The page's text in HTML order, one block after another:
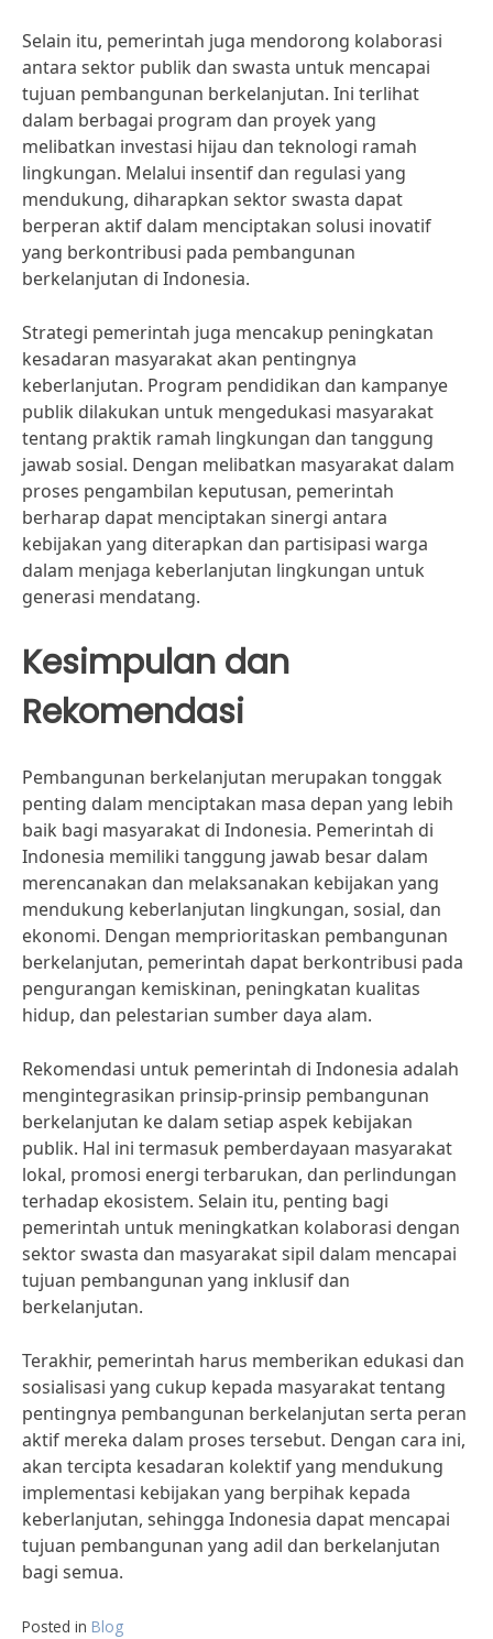
Selain itu, pemerintah juga mendorong kolaborasi
antara sektor publik dan swasta untuk mencapai
tujuan pembangunan berkelanjutan. Ini terlihat
dalam berbagai program dan proyek yang
melibatkan investasi hijau dan teknologi ramah
lingkungan. Melalui insentif dan regulasi yang
mendukung, diharapkan sektor swasta dapat
berperan aktif dalam menciptakan solusi inovatif
yang berkontribusi pada pembangunan
berkelanjutan di Indonesia.
Strategi pemerintah juga mencakup peningkatan
kesadaran masyarakat akan pentingnya
keberlanjutan. Program pendidikan dan kampanye
publik dilakukan untuk mengedukasi masyarakat
tentang praktik ramah lingkungan dan tanggung
jawab sosial. Dengan melibatkan masyarakat dalam
proses pengambilan keputusan, pemerintah
berharap dapat menciptakan sinergi antara
kebijakan yang diterapkan dan partisipasi warga
dalam menjaga keberlanjutan lingkungan untuk
generasi mendatang.
Kesimpulan dan
Rekomendasi
Pembangunan berkelanjutan merupakan tonggak
penting dalam menciptakan masa depan yang lebih
baik bagi masyarakat di Indonesia. Pemerintah di
Indonesia memiliki tanggung jawab besar dalam
merencanakan dan melaksanakan kebijakan yang
mendukung keberlanjutan lingkungan, sosial, dan
ekonomi. Dengan memprioritaskan pembangunan
berkelanjutan, pemerintah dapat berkontribusi pada
pengurangan kemiskinan, peningkatan kualitas
hidup, dan pelestarian sumber daya alam.
Rekomendasi untuk pemerintah di Indonesia adalah
mengintegrasikan prinsip-prinsip pembangunan
berkelanjutan ke dalam setiap aspek kebijakan
publik. Hal ini termasuk pemberdayaan masyarakat
lokal, promosi energi terbarukan, dan perlindungan
terhadap ekosistem. Selain itu, penting bagi
pemerintah untuk meningkatkan kolaborasi dengan
sektor swasta dan masyarakat sipil dalam mencapai
tujuan pembangunan yang inklusif dan
berkelanjutan.
Terakhir, pemerintah harus memberikan edukasi dan
sosialisasi yang cukup kepada masyarakat tentang
pentingnya pembangunan berkelanjutan serta peran
aktif mereka dalam proses tersebut. Dengan cara ini,
akan tercipta kesadaran kolektif yang mendukung
implementasi kebijakan yang berpihak kepada
keberlanjutan, sehingga Indonesia dapat mencapai
tujuan pembangunan yang adil dan berkelanjutan
bagi semua.
Posted in Blog